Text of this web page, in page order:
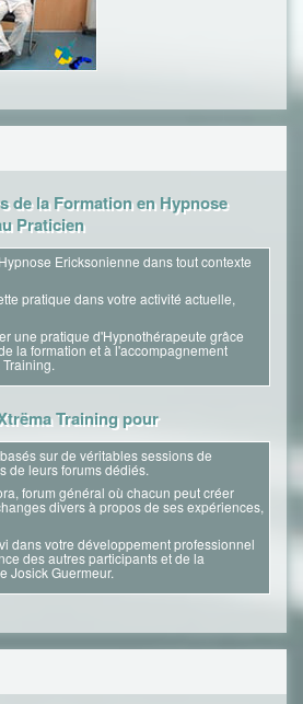
de la Formation en Hypnose
Praticien
Ericksonienne dans tout contexte
pratique dans votre activité actuelle,
une pratique d'Hypnothérapeute grâce
la formation et à l'accompagnement
Training pour
sur de véritables sessions de
de leurs forums dédiés.
forum général où chacun peut créer
divers à propos de ses expériences,
dans votre développement professionnel
des autres participants et de la
Josick Guermeur.